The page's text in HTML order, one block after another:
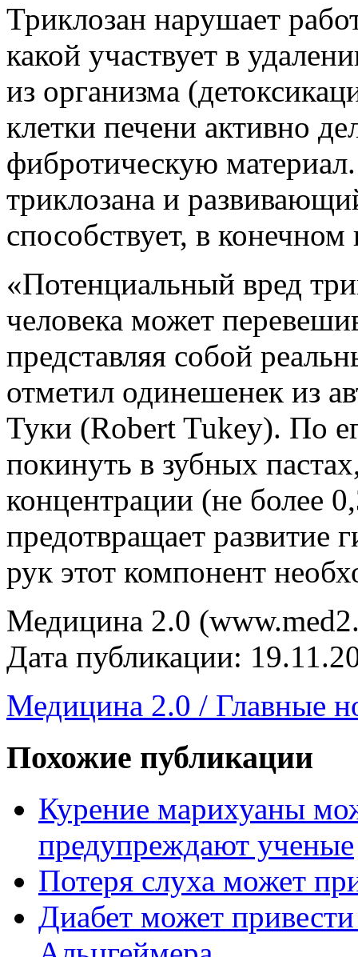
Триклозан нарушает
какой участвует в
из организма
клетки печени активно
фибротическую
триклозана и
способствует, в
«Потенциальный вред
человека может
представляя собой
отметил одинешенек из
Туки (Robert Tukey). По
покинуть в зубных
концентрации (не более
предотвращает развитие
рук этот компонент
Медицина 2.0
Дата публикации:
Медицина 2.0 / Главные
Похожие публикации
Курение марихуаны
предупреждают ученые
Потеря слуха может
Диабет может